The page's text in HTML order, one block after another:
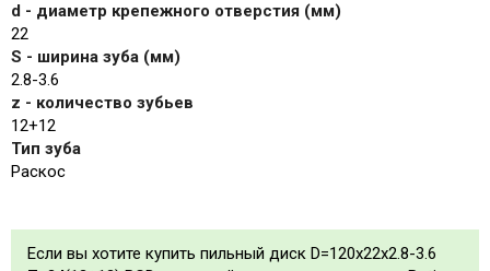
d - диаметр крепежного отверстия (мм)
22
S - ширина зуба (мм)
2.8-3.6
z - количество зубьев
12+12
Тип зуба
Раскос
Если вы хотите купить пильный диск D=120x22x2.8-3.6